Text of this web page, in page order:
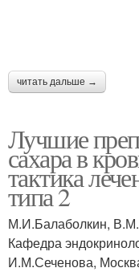
читать дальше →
Лучшие
сахара в
тактика
типа 2
М.И.Балаболкин,
Кафедра
И.М.Сеченова,